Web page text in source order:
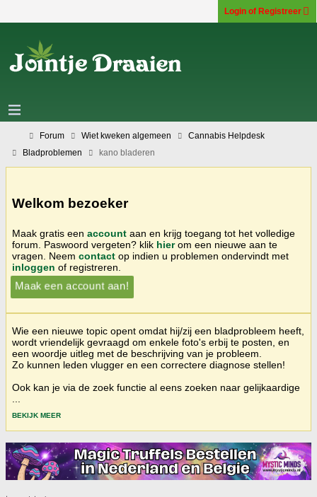
Login of Registreer
Forum Wiet kweken algemeen
Cannabis Helpdesk
Bladproblemen
kano bladeren
Welkom bezoeker
Maak gratis een account aan en krijg toegang tot het volledige
forum. Paswoord vergeten? klik hierom een nieuwe aan te
vragen. Neem contact op indien u problemen ondervindt met
inloggen of registreren.
Maak een account aan!
Wie een nieuwe topic opent omdat hij/zij een bladprobleem heeft,
wordt vriendelijk gevraagd om enkele foto's erbij te posten, en
een woordje uitleg met de beschrijving van je probleem.
Zo kunnen leden vlugger en een correctere diagnose stellen!
Ook kan je via de zoek functie al eens zoeken naar gelijkaardige
BEKIJK MEER